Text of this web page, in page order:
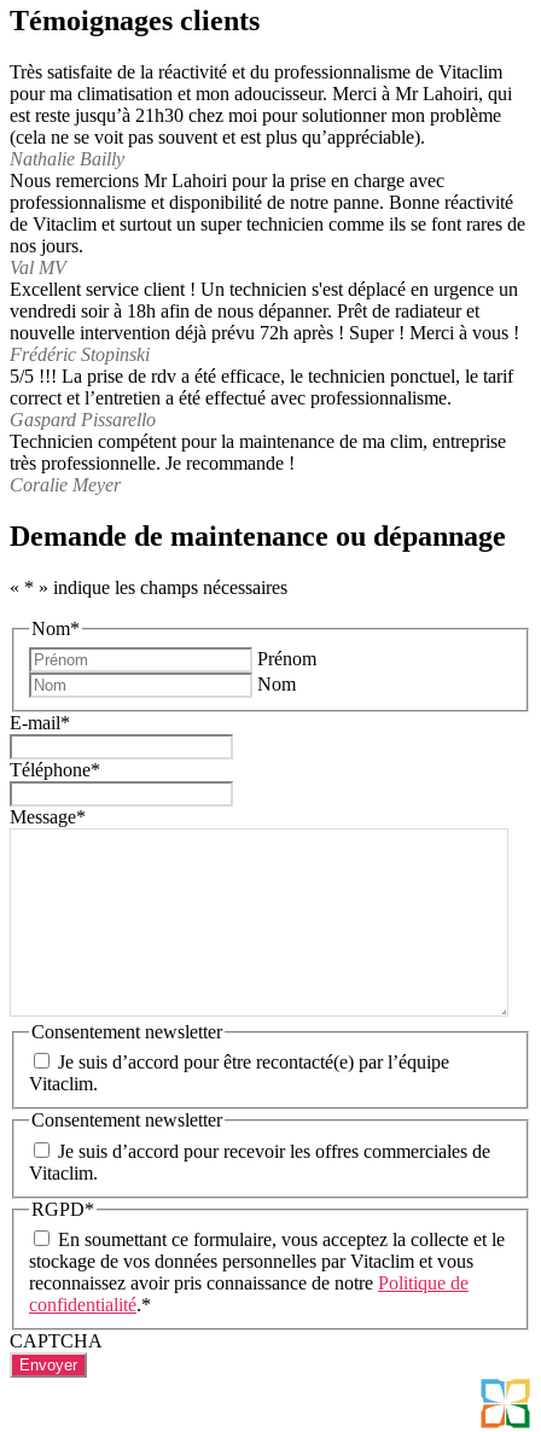
Témoignages clients
Très satisfaite de la réactivité et du professionnalisme de Vitaclim
pour ma climatisation et mon adoucisseur. Merci à Mr Lahoiri, qui
est reste jusqu’à 21h30 chez moi pour solutionner mon problème
(cela ne se voit pas souvent et est plus qu’appréciable).
Nathalie Bailly
Nous remercions Mr Lahoiri pour la prise en charge avec
professionnalisme et disponibilité de notre panne. Bonne réactivité
de Vitaclim et surtout un super technicien comme ils se font rares de
nos jours.
Val MV
Excellent service client ! Un technicien s'est déplacé en urgence un
vendredi soir à 18h afin de nous dépanner. Prêt de radiateur et
nouvelle intervention déjà prévu 72h après ! Super ! Merci à vous !
Frédéric Stopinski
5/5 !!! La prise de rdv a été efficace, le technicien ponctuel, le tarif
correct et l’entretien a été effectué avec professionnalisme.
Gaspard Pissarello
Technicien compétent pour la maintenance de ma clim, entreprise
très professionnelle. Je recommande !
Coralie Meyer
Demande de maintenance ou dépannage
« * » indique les champs nécessaires
Nom*
Prénom
Nom
E-mail*
Téléphone*
Message*
Consentement newsletter
Je suis d’accord pour être recontacté(e) par l’équipe
Vitaclim.
Consentement newsletter
Je suis d’accord pour recevoir les offres commerciales de
Vitaclim.
RGPD*
En soumettant ce formulaire, vous acceptez la collecte et le
stockage de vos données personnelles par Vitaclim et vous
reconnaissez avoir pris connaissance de notre Politique de
confidentialité.*
CAPTCHA